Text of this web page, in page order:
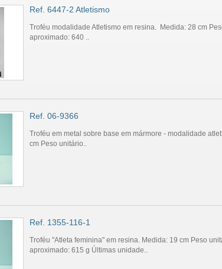
Ref. 6447-2 Atletismo
Troféu modalidade Atletismo em resina. Medida: 28 cm
aproximado: 640 ..
Ref. 06-9366
Troféu em metal sobre base em mármore - modalidade
cm Peso unitário..
Ref. 1355-116-1
Troféu "Atleta feminina" em resina. Medida: 19 cm Peso
aproximado: 615 g Últimas unidade..